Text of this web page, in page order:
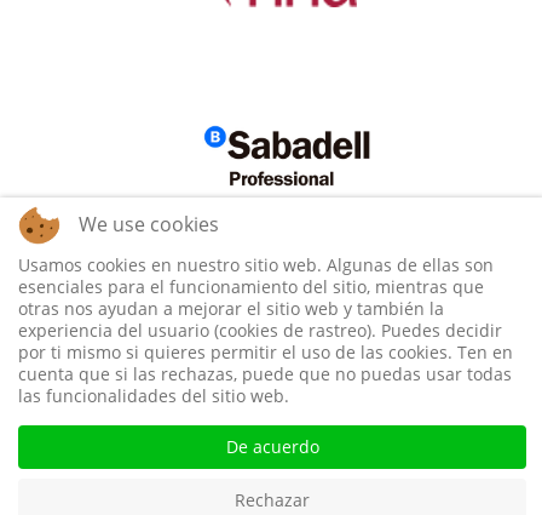
We use cookies
Usamos cookies en nuestro sitio web. Algunas de ellas son
esenciales para el funcionamiento del sitio, mientras que
otras nos ayudan a mejorar el sitio web y también la
experiencia del usuario (cookies de rastreo). Puedes decidir
por ti mismo si quieres permitir el uso de las cookies. Ten en
cuenta que si las rechazas, puede que no puedas usar todas
las funcionalidades del sitio web.
De acuerdo
Rechazar